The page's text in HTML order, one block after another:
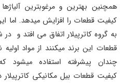
همچنین بهترین و مرغوبترین
کیفیت قطعات را افزایش میدهد. اما
به گروه کاترپیلار اتفاق می افتد و
قطعات این برند میکنند از مواد
چندان پیشرفته استفاده میشود
کیفیت قطعات بیل مکانیکی کاترپیلار